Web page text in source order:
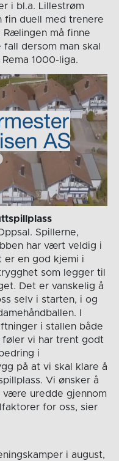
i bl.a. Lillestrøm
fin duell med trenere
Rælingen må finne
dersom man skal
1000-liga.
Spillerne,
har vært veldig i
er en god kjemi i
som legger til
Det er vanskelig å
selv i starten, i og
I
i stallen både
føler vi har trent godt
i
på at vi skal klare å
Vi ønsker å
være uredde gjennom
for oss, sier
i august,